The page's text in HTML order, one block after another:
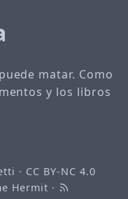
matar. Como
y los libros
· CC BY-NC 4.0
Hermit ·